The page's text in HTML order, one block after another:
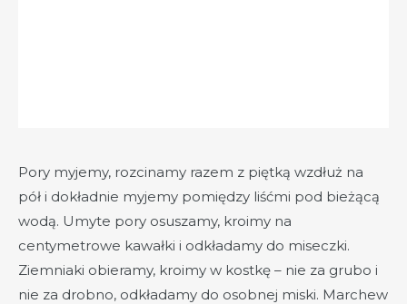
Pory myjemy, rozcinamy razem z piętką wzdłuż na
pół i dokładnie myjemy pomiędzy liśćmi pod bieżącą
wodą. Umyte pory osuszamy, kroimy na
centymetrowe kawałki i odkładamy do miseczki.
Ziemniaki obieramy, kroimy w kostkę – nie za grubo i
nie za drobno, odkładamy do osobnej miski. Marchew